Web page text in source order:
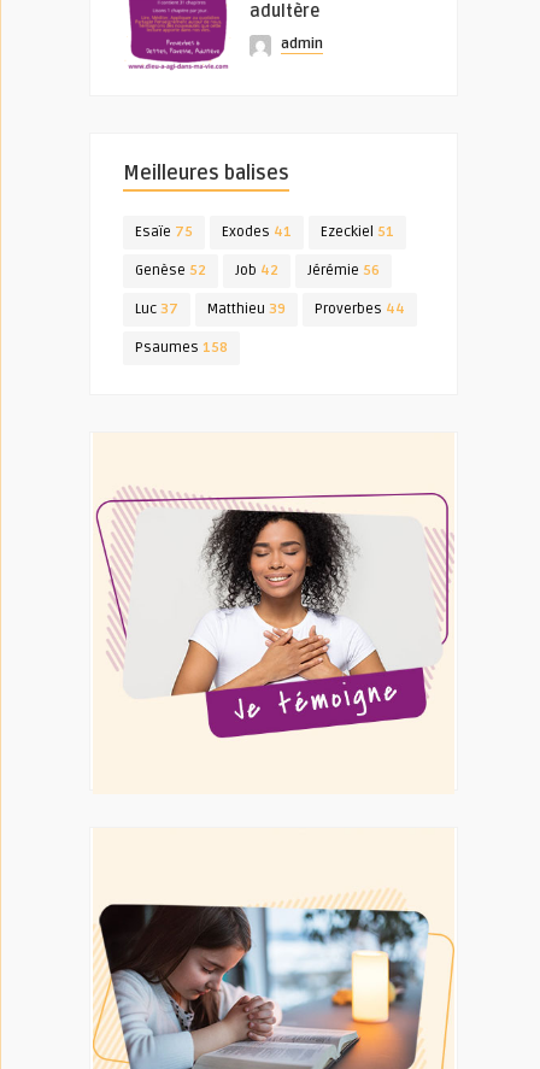
adultère
admin
Meilleures balises
Esaïe 75 Exodes 41 Ezeckiel 51
Genèse 52 Job 42 Jérémie 56
Luc 37 Matthieu 39 Proverbes 44
Psaumes 158